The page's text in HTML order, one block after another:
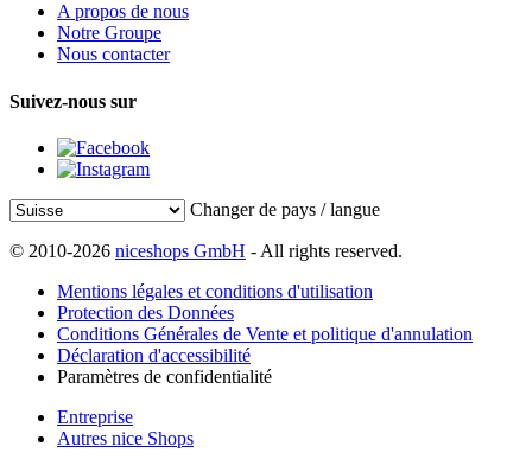
A propos de nous
Notre Groupe
Nous contacter
Suivez-nous sur
Changer de pays / langue
© 2010-2026 niceshops GmbH - All rights reserved.
Mentions légales et conditions d'utilisation
Protection des Données
Conditions Générales de Vente et politique d'annulation
Déclaration d'accessibilité
Paramètres de confidentialité
Entreprise
Autres nice Shops